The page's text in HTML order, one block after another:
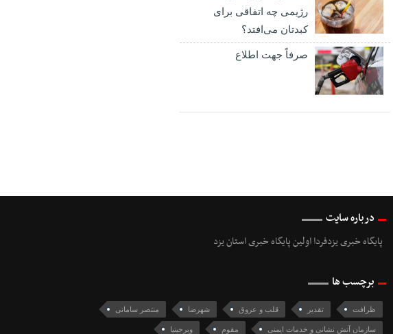
رژیمی چه اتفاقی برای
کبدتان می‌افتد؟
صرفاً جهت اطلاع
درباره سایت
پایگاه خبری یزدفردا اولین پایگاه خبری استان یزد
برچسب ها
ظرافت تقدیر قلب و عروق شهرضا منتصر سامانی
سازمان آتش نشانی و خدمات ایمنی مقوم ویرجینیا